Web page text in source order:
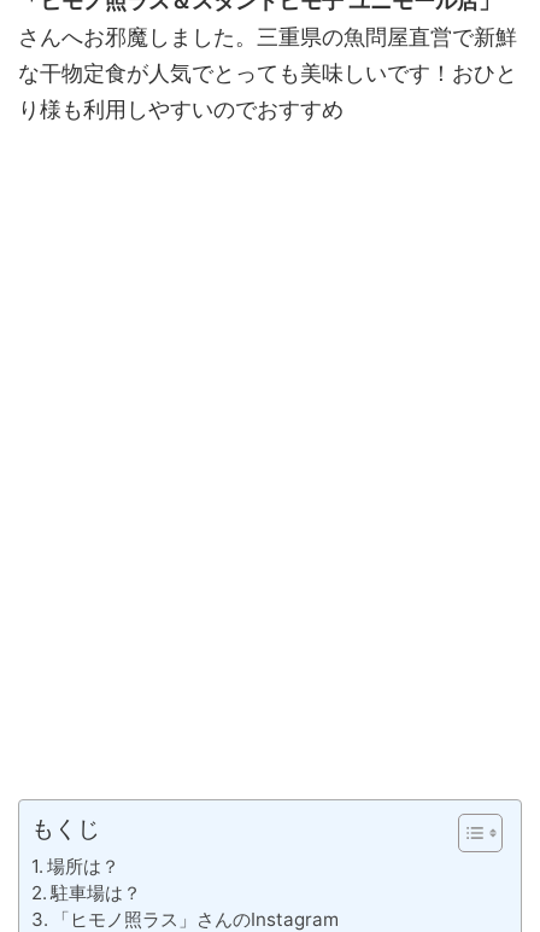
さんへお邪魔しました。三重県の魚問屋直営で新鮮
な干物定食が人気でとっても美味しいです！おひと
り様も利用しやすいのでおすすめ
もくじ
場所は？
駐車場は？
「ヒモノ照ラス」さんのInstagram